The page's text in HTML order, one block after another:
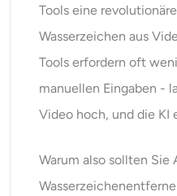
Tools eine
Wasserzeichen aus
Tools erfordern oft
manuellen Eingaben -
Video hoch, und die KI
Warum also sollten Sie